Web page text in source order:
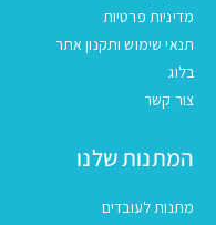
מדיניות פרטיות
תנאי שימוש ותקנון אתר
בלוג
צור קשר
המתנות שלנו
מתנות לעובדים